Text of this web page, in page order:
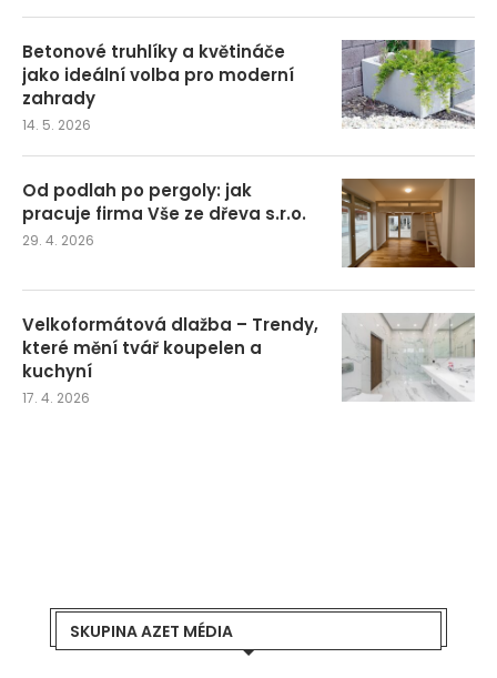
Betonové truhlíky a květináče
jako ideální volba pro moderní
zahrady
14. 5. 2026
Od podlah po pergoly: jak
pracuje firma Vše ze dřeva s.r.o.
29. 4. 2026
Velkoformátová dlažba – Trendy,
které mění tvář koupelen a
kuchyní
17. 4. 2026
SKUPINA AZET MÉDIA